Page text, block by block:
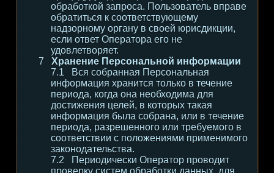
обработкой запроса. Пользователь вправе
обратиться к соответствующему
надзорному органу в своей юрисдикции,
если ответ Оператора его не
удовлетворяет.
Хранение Персональной информации
Вся собранная Персональная
информация хранится только в течение
периода, когда она необходима для
достижения целей, в которых такая
информация была собрана, или в течение
периода, разрешенного или требуемого в
соответствии с положениями применимого
законодательства.
Периодически Оператор проводит
проверку систем обработки данных, для